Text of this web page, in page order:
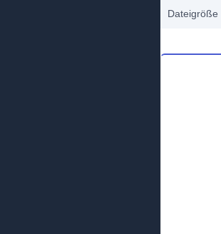
Dateigröße